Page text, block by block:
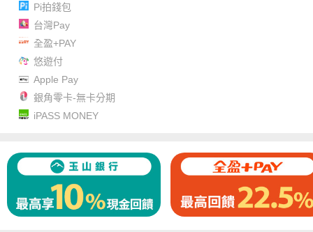
Pi拍錢包
台灣Pay
全盈+PAY
悠遊付
Apple Pay
銀角零卡-無卡分期
iPASS MONEY